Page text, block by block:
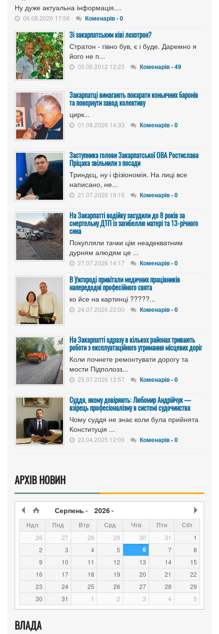
Ну дуже актуальна інформація....
06.08.2026 17:56 Коменарів - 0
Зі закарпатським ківі лохотрон?
Стратон - гівно був, є і буде. Даремно я
його не п...
05.06.2012 12:23 Коменарів - 49
Закарпатці вимагають покарати коньячних баронів
та повернути завод колективу
цирк...
01.08.2026 14:33 Коменарів - 0
Заступника голови Закарпатської ОВА Ростислава
Пріцака звільнили з посади
Триндєц, ну і фізіономія. На лиці все
написано, не...
21.07.2026 19:16 Коменарів - 0
На Закарпатті водійку засудили до 8 років за
смертельну ДТП із загибеллю матері та 13-річного
сина
Покупляли тачки цім неадекватним
дурням алюдям це ...
27.07.2026 14:17 Коменарів - 0
В Ужгороді привітали медичних працівників
напередодні професійного свята
ко йсе на картинці ?????...
24.07.2026 22:00 Коменарів - 0
На Закарпатті одразу в кількох районах тривають
роботи з експлуатаційного утримання місцевих доріг
Коли почнете ремонтувати дорогу та
мости Підполозз...
25.07.2026 13:57 Коменарів - 0
Суддя, якому довіряють: Любомир Андрійчук —
взірець професіоналізму в системі судочинства
Чому суддя не знає коли була прийнята
Конституція ...
23.04.2025 12:09 Коменарів - 0
АРХІВ НОВИН
Серпень 2026
Ндл Пнд Втр Срд Чтв Птн Сбт
26 27 28 29 30 31
1
2
3 4 5 6 7
8
9
10 11 12 13 14
15
16
17 18 19 20 21
22
23
24 25 26 27 28
29
30
31 1 2 3 4 5
ВЛАДА